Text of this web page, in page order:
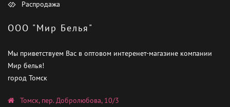
Распродажа
ООО "Мир Белья"
Мы приветствуем Вас в оптовом интеренет-магазине компании
Мир белья!
город Томск
Томск, пер. Добролюбова, 10/3